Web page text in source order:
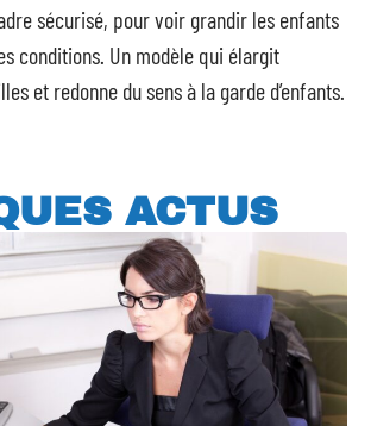
sécurisé, pour voir grandir les enfants
conditions. Un modèle qui élargit
et redonne du sens à la garde d’enfants.
ACTUS